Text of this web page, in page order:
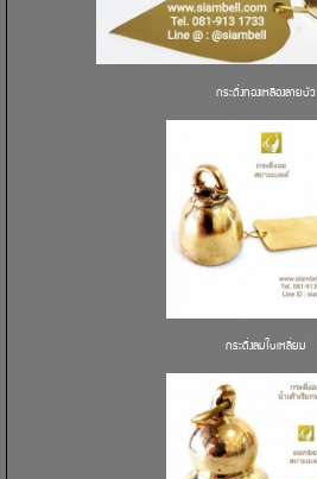
กระดิ่งทองเหลืองลายบัว
กระดิ่งลมใบเหลี่ยม